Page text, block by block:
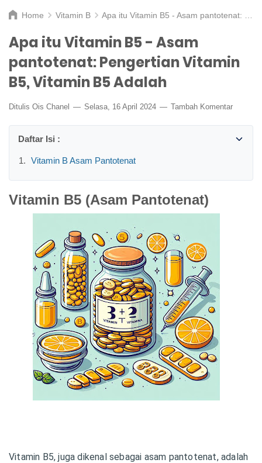
Home Vitamin B Apa itu Vitamin B5 - Asam pantotenat: Pengertian Vitamin B5, Vitamin B5 Adalah
Apa itu Vitamin B5 - Asam
pantotenat: Pengertian Vitamin
B5, Vitamin B5 Adalah
Ditulis Ois Chanel Selasa, 16 April 2024 Tambah Komentar
Vitamin B Asam Pantotenat
Vitamin B5 (Asam Pantotenat)
Vitamin B5, juga dikenal sebagai asam pantotenat, adalah